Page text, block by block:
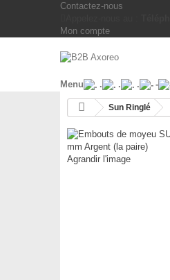
Contactez-nous
Mon compte
Menu
. . . -
Sun Ringlé
Agrandir l'image